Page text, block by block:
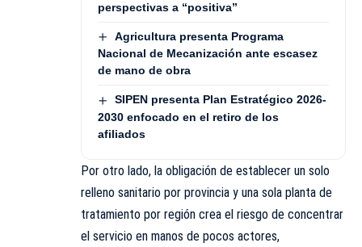
perspectivas a “positiva”
Agricultura presenta Programa
Nacional de Mecanización ante escasez
de mano de obra
SIPEN presenta Plan Estratégico 2026-
2030 enfocado en el retiro de los
afiliados
Por otro lado, la obligación de establecer un solo
relleno sanitario por provincia y una sola planta de
tratamiento por región crea el riesgo de concentrar
el servicio en manos de pocos actores,